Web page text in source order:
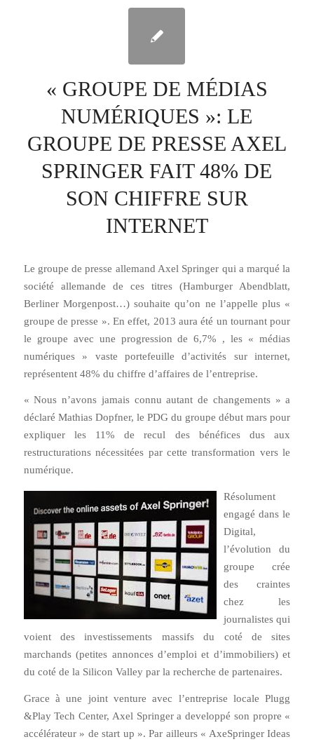
« GROUPE DE MÉDIAS
NUMÉRIQUES »: LE
GROUPE DE PRESSE AXEL
SPRINGER FAIT 48% DE
SON CHIFFRE SUR
INTERNET
Le groupe de presse allemand Axel Springer qui a marqué la
société allemande de ces titres (Hamburger Abendblatt,
Berliner Morgenpost…) souhaite qu’on ne l’appelle plus «
groupe de presse ». En effet, 2013 aura été un tournant pour
le groupe avec une progression de 6,7% , les « médias
numériques » vaste portefeuille d’activités sur internet,
représentent 48% du chiffre d’affaires de l’entreprise.
« Nous n’avons jamais connu autant de changements » a
déclaré Mathias Dopfner, le PDG du groupe début mars pour
expliquer les 11% de recul des bénéfices dus aux
restructurations nécessitées par cette transformation vers le
numérique.
Résolument
engagé dans le
Digital,
l’évolution du
groupe crée
des craintes
chez les
journalistes qui
voient des investissements massifs du coté de sites
marchands (petites annonces d’emploi et d’immobiliers) et
du coté de la Silicon Valley par la recherche de partenaires.
Grace à une joint venture avec l’entreprise locale Plugg
&Play Tech Center, Axel Springer a developpé son propre «
accélérateur » de start up ». Par ailleurs « AxeSpringer Ideas